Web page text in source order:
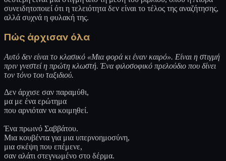
συνειδητοποιεί ότι η τελειότητα δεν είναι το τέλος της αναζήτησης,
αλλά συχνά η φυλακή της.
Πώς άρχισαν όλα
Αυτό δεν είναι το κλασικό «Μια φορά κι έναν καιρό». Είναι η στιγμή
πριν γνεστεί η πρώτη κλωστή. Ένα φιλοσοφικό πρελούδιο που δίνει
τον τόνο του ταξιδιού.
Δεν άρχισε σαν παραμύθι,
μα με ένα ερώτημα
που αρνιόταν να κοιμηθεί.
Ένα πρωινό Σαββάτου.
Μια κουβέντα για μια υπερνοημοσύνη,
μια σκέψη που επέμενε,
σαν αλάτι στεγνωμένο στο δέρμα.